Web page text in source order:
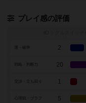
プレイ感の評価
2
戦略・判断力 20
1
5